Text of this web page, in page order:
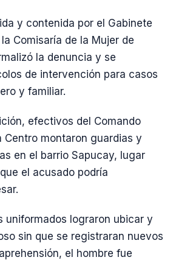
y contenida por el Gabinete
Comisaría de la Mujer de
la denuncia y se
de intervención para casos
y familiar.
efectivos del Comando
Centro montaron guardias y
en el barrio Sapucay, lugar
el acusado podría
uniformados lograron ubicar y
sin que se registraran nuevos
el hombre fue